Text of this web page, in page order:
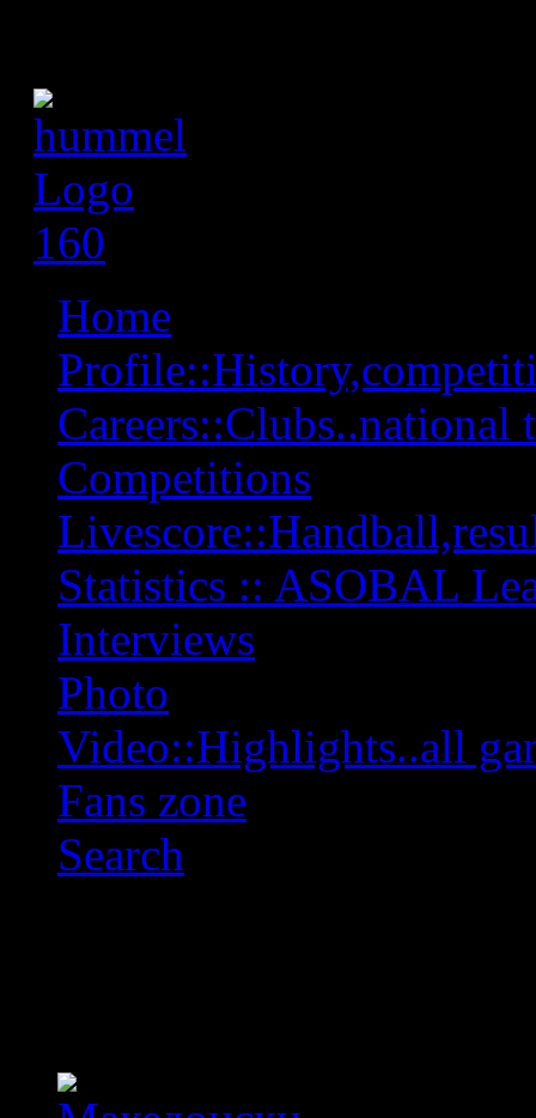
Home
Careers::Clubs..national
Competitions
Statistics :: ASOBAL
Interviews
Photo
Video::Highlights..all
Fans zone
Search